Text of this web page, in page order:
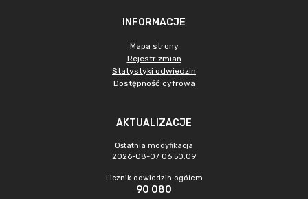
INFORMACJE
Mapa strony
Rejestr zmian
Statystyki odwiedzin
Dostępność cyfrowa
AKTUALIZACJE
Ostatnia modyfikacja
2026-08-07 06:50:09
Licznik odwiedzin ogółem
90 080